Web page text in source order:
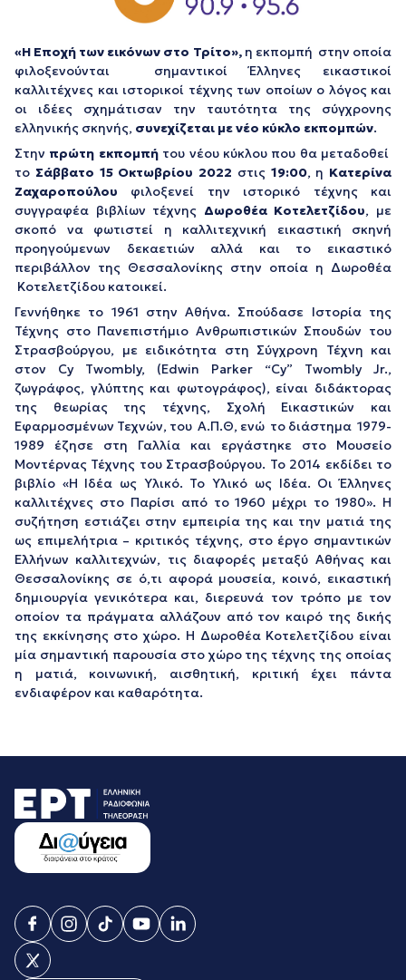
«Η Εποχή των εικόνων στο Τρίτο»,η εκπομπή στην οποία
φιλοξενούνται σημαντικοί Έλληνες εικαστικοί
καλλιτέχνες και ιστορικοί τέχνης των οποίων ο λόγος και
οι ιδέες σχημάτισαν την ταυτότητα της σύγχρονης
ελληνικής σκηνής, συνεχίζεται με νέο κύκλο εκπομπών.
Στην πρώτη εκπομπήτου νέου κύκλου που θα μεταδοθεί
το Σάββατο 15 Οκτωβρίου 2022 στις 19:00, η Κατερίνα
Ζαχαροπούλου φιλοξενεί την ιστορικό τέχνης και
συγγραφέα βιβλίων τέχνης Δωροθέα Κοτελετζίδου, με
σκοπό να φωτιστεί η καλλιτεχνική εικαστική σκηνή
προηγούμενων δεκαετιών αλλά και το εικαστικό
περιβάλλον της Θεσσαλονίκης στην οποία η Δωροθέα
Κοτελετζίδου κατοικεί.
Γεννήθηκε το 1961 στην Αθήνα. Σπούδασε Ιστορία της
Τέχνης στο Πανεπιστήμιο Ανθρωπιστικών Σπουδών του
Στρασβούργου, με ειδικότητα στη Σύγχρονη Τέχνη και
στον Cy Twombly, (Edwin Parker “Cy” Twombly Jr.,
ζωγράφος, γλύπτης και φωτογράφος), είναι διδάκτορας
της θεωρίας της τέχνης, Σχολή Εικαστικών και
Εφαρμοσμένων Τεχνών, του Α.Π.Θ, ενώ το διάστημα 1979-
1989 έζησε στη Γαλλία και εργάστηκε στο Μουσείο
Μοντέρνας Τέχνης του Στρασβούργου. Το 2014 εκδίδει το
βιβλίο «Η Ιδέα ως Υλικό. Το Υλικό ως Ιδέα. Οι Έλληνες
καλλιτέχνες στο Παρίσι από το 1960 μέχρι το 1980». Η
συζήτηση εστιάζει στην εμπειρία της και την ματιά της
ως επιμελήτρια – κριτικός τέχνης, στο έργο σημαντικών
Ελλήνων καλλιτεχνών, τις διαφορές μεταξύ Αθήνας και
Θεσσαλονίκης σε ό,τι αφορά μουσεία, κοινό, εικαστική
δημιουργία γενικότερα και, διερευνά τον τρόπο με τον
οποίον τα πράγματα αλλάζουν από τον καιρό της δικής
της εκκίνησης στο χώρο. Η Δωροθέα Κοτελετζίδου είναι
μία σημαντική παρουσία στο χώρο της τέχνης της οποίας
η ματιά, κοινωνική, αισθητική, κριτική έχει πάντα
ενδιαφέρον και καθαρότητα.